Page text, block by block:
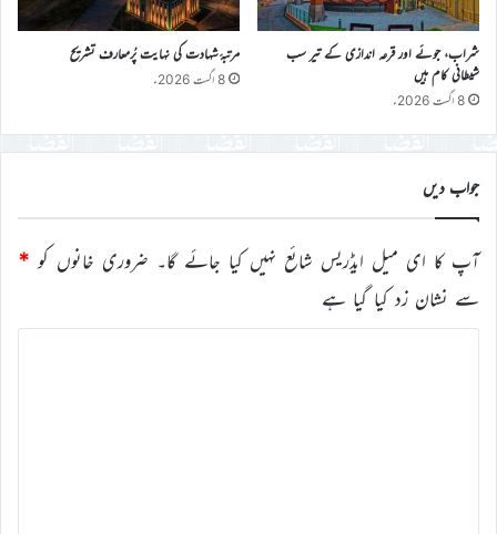
شراب، جوئے اور قرعہ اندازی کے تیر سب
شیطانی کام ہیں
8 اگست 2026ء
مرتبۂ شہادت کی نہایت پُرمعارف تشریح
8 اگست 2026ء
جواب دیں
آپ کا ای میل ایڈریس شائع نہیں کیا جائے گا۔ ضروری خانوں کو *
سے نشان زد کیا گیا ہے